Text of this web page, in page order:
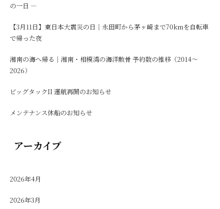
の一日 ―
【3月11日】東日本大震災の日｜永田町から茅ヶ崎まで70kmを自転車
で帰った夜
湘南の海へ帰る｜湘南・相模湾の海洋散骨 予約数の推移（2014〜
2026）
ビッグタックII 運航再開のお知らせ
メンテナンス休船のお知らせ
アーカイブ
2026年4月
2026年3月